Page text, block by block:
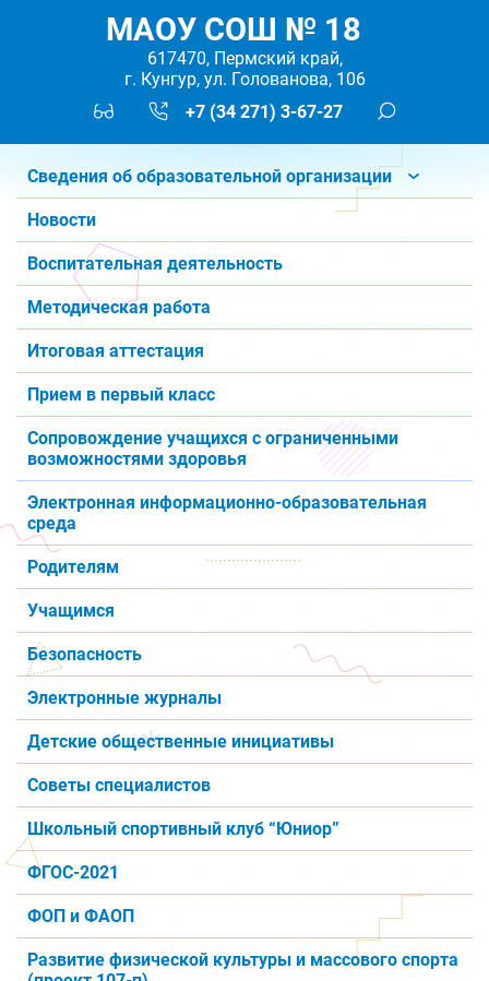
МАОУ СОШ № 18
617470, Пермский край,
г. Кунгур, ул. Голованова, 106
+7 (34 271) 3-67-27
Сведения об образовательной организации
Новости
Воспитательная деятельность
Методическая работа
Итоговая аттестация
Прием в первый класс
Сопровождение учащихся с ограниченными
возможностями здоровья
Электронная информационно-образовательная
среда
Родителям
Учащимся
Безопасность
Электронные журналы
Детские общественные инициативы
Советы специалистов
Школьный спортивный клуб “Юниор”
ФГОС-2021
ФОП и ФАОП
Развитие физической культуры и массового спорта